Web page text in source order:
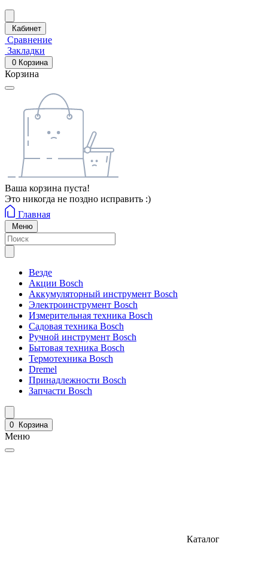
Кабинет
Сравнение
Закладки
0 Корзина
Корзина
Ваша корзина пуста!
Это никогда не поздно исправить :)
Главная
Меню
Везде
Акции Bosch
Аккумуляторный инструмент Bosch
Электроинструмент Bosch
Измерительная техника Bosch
Садовая техника Bosch
Ручной инструмент Bosch
Бытовая техника Bosch
Термотехника Bosch
Dremel
Принадлежности Bosch
Запчасти Bosch
0 Корзина
Меню
Каталог